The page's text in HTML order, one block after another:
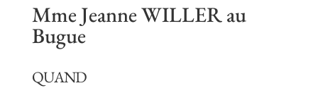
Mme Jeanne WILLER au
Bugue
QUAND